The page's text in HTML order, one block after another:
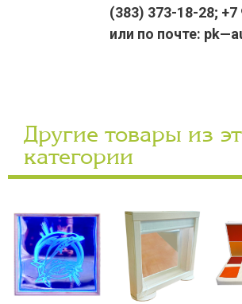
(383) 373-18-28; +7
или по почте:
Другие товары из
категории